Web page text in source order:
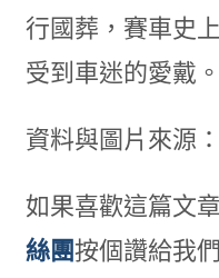
行國葬，賽車史
受到車迷的愛戴。
資料與圖片來源：
如果喜歡這篇文
絲團按個讚給我